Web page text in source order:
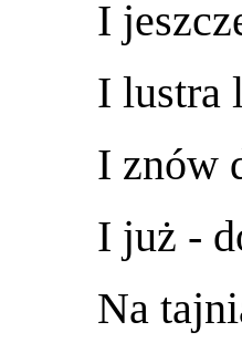
I
I lustra
I znów
I już -
Na